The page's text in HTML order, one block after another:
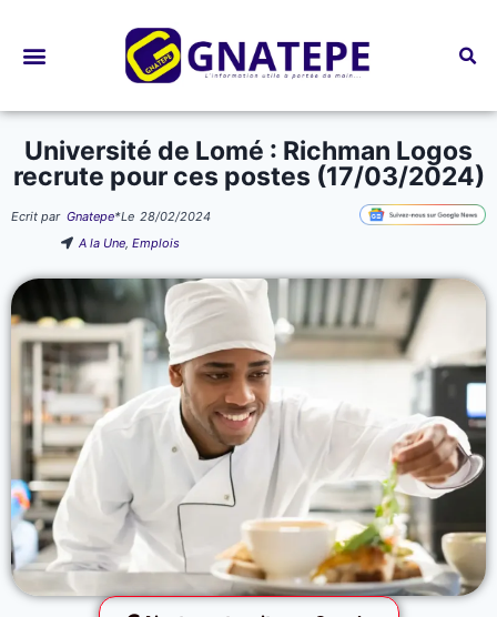
Université de Lomé : Richman Logos
recrute pour ces postes (17/03/2024)
Ecrit par Gnatepe*Le 28/02/2024
A la Une,Emplois